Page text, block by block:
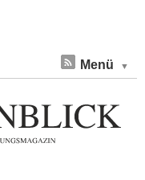
Menü